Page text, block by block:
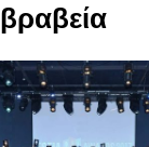
Περίεργα
βραβεία